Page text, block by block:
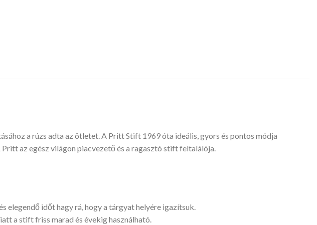
a rúzs adta az ötletet. A Pritt Stift 1969 óta ideális, gyors és pontos módja
az egész világon piacvezető és a ragasztó stift feltalálója.
elegendő időt hagy rá, hogy a tárgyat helyére igazítsuk.
a stift friss marad és évekig használható.